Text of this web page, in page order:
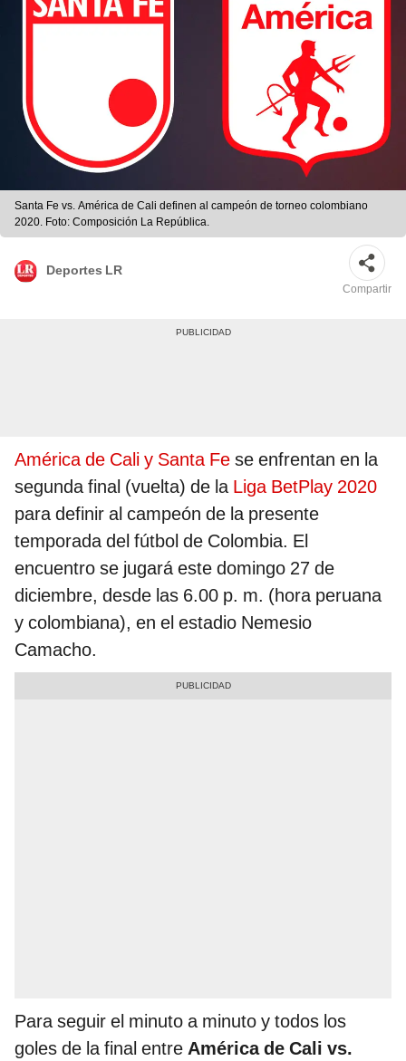
Santa Fe vs. América de Cali definen al campeón de torneo colombiano
2020. Foto: Composición La República.
Deportes LR
Compartir
América de Cali y Santa Fe se enfrentan en la
segunda final (vuelta) de la Liga BetPlay 2020
para definir al campeón de la presente
temporada del fútbol de Colombia. El
encuentro se jugará este domingo 27 de
diciembre, desde las 6.00 p. m. (hora peruana
y colombiana), en el estadio Nemesio
Camacho.
Para seguir el minuto a minuto y todos los
goles de la final entre América de Cali vs.